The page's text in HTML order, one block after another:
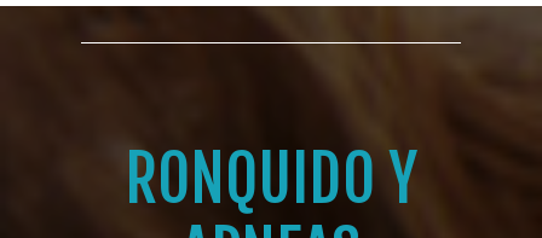
RONQUIDO Y